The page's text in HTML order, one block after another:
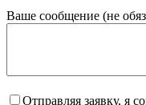
Ваше сообщение (не
Отправляя заявку, я